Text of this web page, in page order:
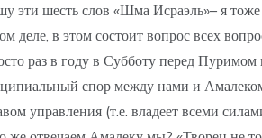
эти шесть слов «Шма Исраэль»– я
деле, в этом состоит вопрос всех
раз в году в Субботу перед
спор между нами и
управления (т.е. владеет всеми